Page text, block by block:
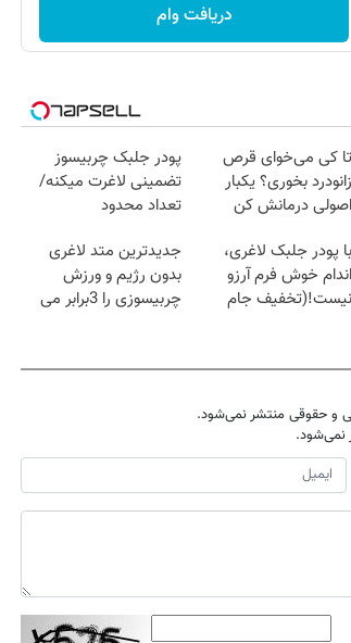
دریافت وام
تا کی می‌خوای قرص
زانودرد بخوری؟ یکبار
اصولی درمانش کن
پودر جلبک چربیسوز
تضمینی لاغرت میکنه/
تعداد محدود
با پودر جلبک لاغری،
اندام خوش فرم آرزو
نیست!(تخفیف جام
جدیدترین متد لاغری
بدون رژیم و ورزش
چربیسوزی را 3برابر می
و حقوقی منتشر نمی‌شود.
نمی‌شود.